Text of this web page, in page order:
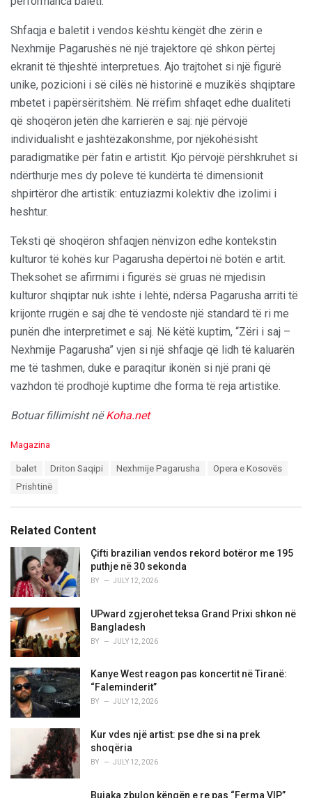
Shfaqja e baletit i vendos kështu këngët dhe zërin e
Nexhmije Pagarushës në një trajektore që shkon përtej
ekranit të thjeshtë interpretues. Ajo trajtohet si një figurë
unike, pozicioni i së cilës në historinë e muzikës shqiptare
mbetet i papërsëritshëm. Në rrëfim shfaqet edhe dualiteti
që shoqëron jetën dhe karrierën e saj: një përvojë
individualisht e jashtëzakonshme, por njëkohësisht
paradigmatike për fatin e artistit. Kjo përvojë përshkruhet si
ndërthurje mes dy poleve të kundërta të dimensionit
shpirtëror dhe artistik: entuziazmi kolektiv dhe izolimi i
heshtur.
Teksti që shoqëron shfaqjen nënvizon edhe kontekstin
kulturor të kohës kur Pagarusha depërtoi në botën e artit.
Theksohet se afirmimi i figurës së gruas në mjedisin
kulturor shqiptar nuk ishte i lehtë, ndërsa Pagarusha arriti të
krijonte rrugën e saj dhe të vendoste një standard të ri me
punën dhe interpretimet e saj. Në këtë kuptim, “Zëri i saj –
Nexhmije Pagarusha” vjen si një shfaqje që lidh të kaluarën
me të tashmen, duke e paraqitur ikonën si një prani që
vazhdon të prodhojë kuptime dhe forma të reja artistike.
Botuar fillimisht nëKoha.net
C
i
e
s
Magazina
balet Driton Saqipi Nexhmije Pagarusha
Opera e Kosovës
Prishtinë
Related Content
Çifti brazilian vendos rekord botëror me 195
puthje në 30 sekonda
BY JULY 12, 2026
UPward zgjerohet teksa Grand Prixi shkon në
Bangladesh
BY JULY 12, 2026
Kanye West reagon pas koncertit në Tiranë:
“Faleminderit”
BY JULY 12, 2026
Kur vdes një artist: pse dhe si na prek
shoqëria
BY JULY 12, 2026
Bujaka zbulon këngën e re pas “Ferma VIP”